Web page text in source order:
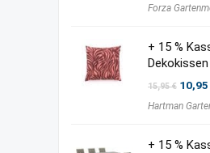
Forza
+ 15 %
15,95€
war:
10,95
Hartman
+ 15 %